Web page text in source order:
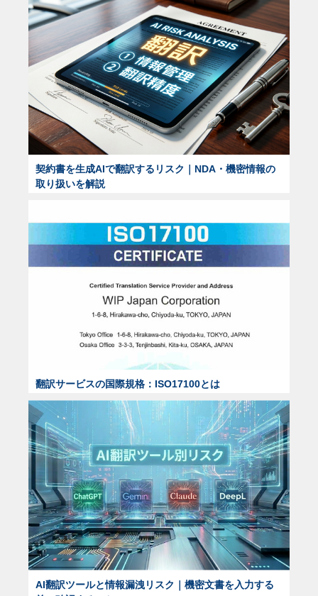
契約書を生成AIで翻訳するリスク｜NDA・機密情報の
取り扱いを解説
翻訳サービスの国際規格：ISO17100とは
AI翻訳ツールと情報漏洩リスク｜機密文書を入力する